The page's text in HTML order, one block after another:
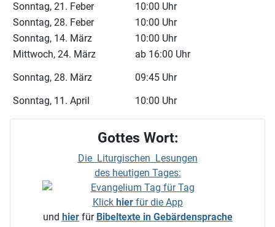
Sonntag, 21. Feber
10:00 Uhr
Sonntag, 28. Feber
10:00 Uhr
Sonntag, 14. März
10:00 Uhr
Mittwoch, 24. März
ab 16:00 Uhr
Sonntag, 28. März
09:45 Uhr
Sonntag, 11. April
10:00 Uhr
Gottes Wort:
Die Liturgischen Lesungen
des heutigen Tages:
Klick hierfür die App
und hier für Bibeltexte in Gebärdensprache